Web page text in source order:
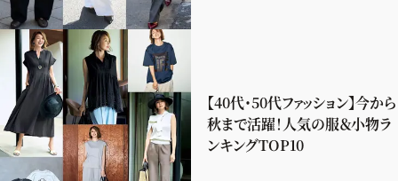
【40代・50代ファッション】今から
秋まで活躍！人気の服＆小物ラ
ンキングTOP10